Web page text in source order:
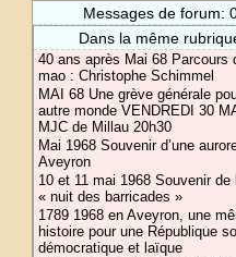
Messages de forum:
Dans la même
40 ans après Mai 68 Parcours
mao : Christophe Schimmel
MAI 68 Une grève générale
autre monde VENDREDI 30
MJC de Millau 20h30
Mai 1968 Souvenir d’une
Aveyron
10 et 11 mai 1968 Souvenir de
« nuit des barricades »
1789 1968 en Aveyron, une
histoire pour une République
démocratique et laïque